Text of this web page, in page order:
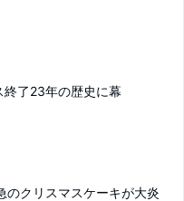
終了23年の歴史に幕
のクリスマスケーキが大炎